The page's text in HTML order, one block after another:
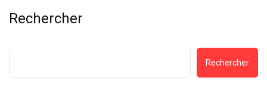
Rechercher
Rechercher